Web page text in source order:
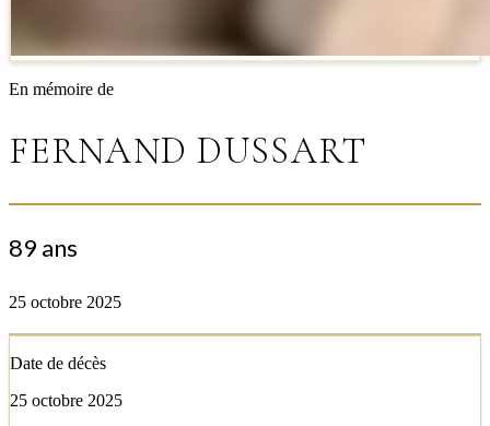
En mémoire de
FERNAND DUSSART
89 ans
25 octobre 2025
Date de décès
25 octobre 2025